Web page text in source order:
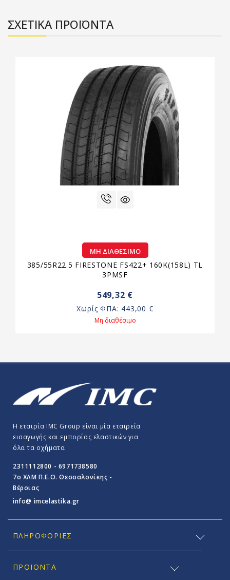
ΣΧΕΤΙΚΑ ΠΡΟΪΟΝΤΑ
ΜΗ ΔΙΑΘΈΣΙΜΟ
385/55R22.5 FIRESTONE FS422+ 160K(158L) TL
3PMSF
549,32 €
Χωρίς ΦΠΑ: 443,00 €
Μη διαθέσιμο
Η εταιρία IMC Group είναι μία εταιρεία
εισαγωγής και εμπορίας ελαστικών για
όλα τα οχήματα
2311112800 - 6971738580
7o ΧΛΜ Π.E.O. Θεσσαλονίκης -
Βέροιας
info@ imcelastika.gr
ΠΛΗΡΟΦΟΡΊΕΣ
ΠΡΟΪΟΝΤΑ